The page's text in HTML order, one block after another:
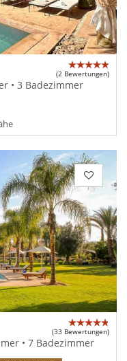
(2 Bewertungen)
• 3 Badezimmer
(33 Bewertungen)
• 7 Badezimmer